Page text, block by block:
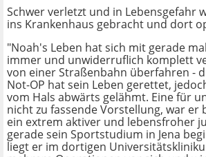
Schwer verletzt und in Lebensgefahr
ins Krankenhaus gebracht und dort
"Noah's Leben hat sich mit gerade
immer und unwiderruflich komplett
von einer Straßenbahn überfahren -
Not-OP hat sein Leben gerettet,
vom Hals abwärts gelähmt. Eine für
nicht zu fassende Vorstellung, war er
ein extrem aktiver und lebensfroher
gerade sein Sportstudium in Jena
liegt er im dortigen